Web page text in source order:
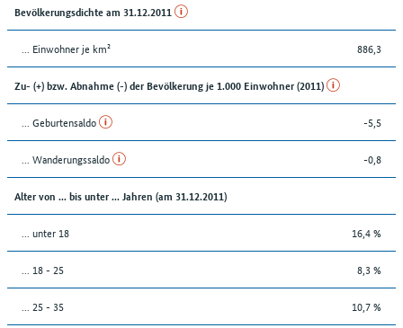
Bevölkerungsdichte am 31.12.2011
... Einwohner je km² 886,3
Zu- (+) bzw. Abnahme (-) der Bevölkerung je 1.000 Einwohner (2011)
... Geburtensaldo -5,5
... Wanderungssaldo -0,8
Alter von ... bis unter ... Jahren (am 31.12.2011)
... unter 18 16,4 %
... 18 - 25 8,3 %
... 25 - 35 10,7 %